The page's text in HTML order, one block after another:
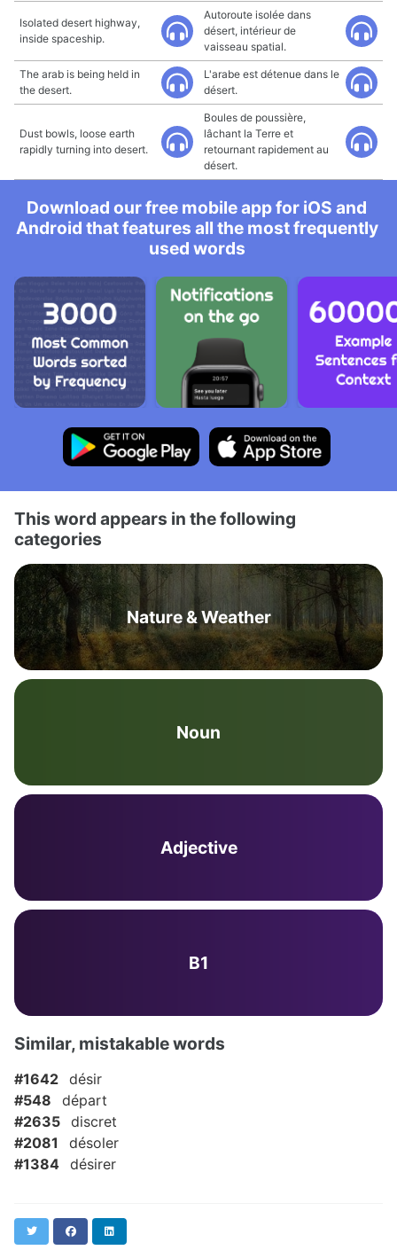
Isolated desert highway,
inside spaceship.
Autoroute isolée dans
désert, intérieur de
vaisseau spatial.
The arab is being held in
the desert.
L'arabe est détenue dans le
désert.
Dust bowls, loose earth
rapidly turning into desert.
Boules de poussière,
lâchant la Terre et
retournant rapidement au
désert.
Download our free mobile app for iOS and
Android that features all the most frequently
used words
This word appears in the following
categories
Nature & Weather
Noun
Adjective
B1
Similar, mistakable words
#1642 désir
#548
départ
#2635 discret
#2081
désoler
#1384 désirer
Twitter Facebook